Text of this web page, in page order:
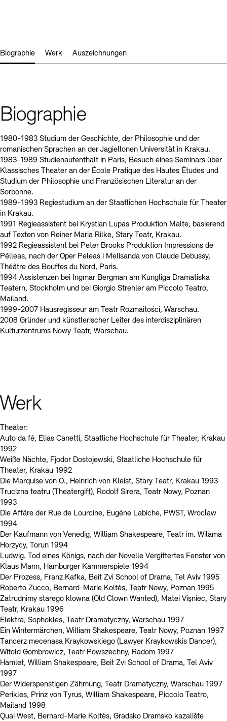
Newsletter Presse
Tickets und Preise Öffnungszeiten
Publikationen
JUNGE AKADEMIE
Kulturelle Vermittlung – KUNSTWELTEN
Studio für Elektroakustische Musik
SINN UND FORM
Gesellschaft der Freunde
Vermietungen und Events
Stellenangebote Newsletter Presse
Nachhaltigkeit Kontakt
Mediathek
Vermietung Stellenangebote Presse
Nachhaltigkeit Kontakt
Publikationen
Bibliothek
Museen
Fundstücke
Kontakte Archivdatenbank
Digitale Sammlungen Exil-Archive
Biographie Werk Auszeichnungen
Biographie
1980-1983 Studium der Geschichte, der Philosophie und der
romanischen Sprachen an der Jagiellonen Universität in Krakau.
1983-1989 Studienaufenthalt in Paris, Besuch eines Seminars über
Klassisches Theater an der École Pratique des Hautes Études und
Studium der Philosophie und Französischen Literatur an der
Sorbonne.
1989-1993 Regiestudium an der Staatlichen Hochschule für Theater
in Krakau.
1991 Regieassistent bei Krystian Lupas Produktion Malte, basierend
auf Texten von Reiner Maria Rilke, Stary Teatr, Krakau.
1992 Regieassistent bei Peter Brooks Produktion Impressions de
Pélleas, nach der Oper Peleas i Melisanda von Claude Debussy,
Théâtre des Bouffes du Nord, Paris.
1994 Assistenzen bei Ingmar Bergman am Kungliga Dramatiska
Teatern, Stockholm und bei Giorgio Strehler am Piccolo Teatro,
Mailand.
1999-2007 Hausregisseur am Teatr Rozmaitości, Warschau.
2008 Gründer und künstlerischer Leiter des interdisziplinären
Kulturzentrums Nowy Teatr, Warschau.
Werk
Theater:
Auto da fé, Elias Canetti, Staatliche Hochschule für Theater, Krakau
1992
Weiße Nächte, Fjodor Dostojewski, Staatliche Hochschule für
Theater, Krakau 1992
Die Marquise von O., Heinrich von Kleist, Stary Teatr, Krakau 1993
Trucizna teatru (Theatergift), Rodolf Sirera, Teatr Nowy, Poznan
1993
Die Affäre der Rue de Lourcine, Eugène Labiche, PWST, Wrocƚaw
1994
Der Kaufmann von Venedig, William Shakespeare, Teatr im. Wilama
Horzycy, Torun 1994
Ludwig. Tod eines Königs, nach der Novelle Vergittertes Fenster von
Klaus Mann, Hamburger Kammerspiele 1994
Der Prozess, Franz Kafka, Beit Zvi School of Drama, Tel Aviv 1995
Roberto Zucco, Bernard-Marie Koltès, Teatr Nowy, Poznan 1995
Zatrudnimy starego klowna (Old Clown Wanted), Matei Vişniec, Stary
Teatr, Krakau 1996
Elektra, Sophokles, Teatr Dramatyczny, Warschau 1997
Ein Wintermärchen, William Shakespeare, Teatr Nowy, Poznan 1997
Tancerz mecenasa Kraykowskiego (Lawyer Kraykowskis Dancer),
Witold Gombrowicz, Teatr Powszechny, Radom 1997
Hamlet, William Shakespeare, Beit Zvi School of Drama, Tel Aviv
1997
Der Widerspenstigen Zähmung, Teatr Dramatyczny, Warschau 1997
Perikles, Prinz von Tyrus, William Shakespeare, Piccolo Teatro,
Mailand 1998
Quai West, Bernard-Marie Koltès, Gradsko Dramsko kazalište